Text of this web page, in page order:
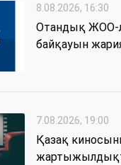
8.08.2026, 16:30
Отандық ЖОО-
байқауын
7.08.2026, 19:00
Қазақ